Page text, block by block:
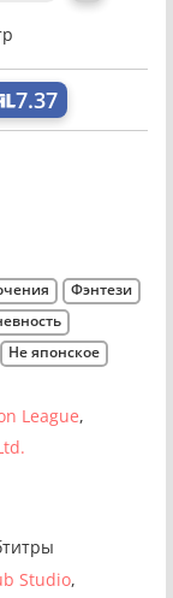
7.37
Фэнтези
Не японское
League
Studio